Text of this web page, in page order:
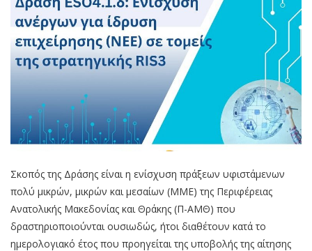
Σκοπός της Δράσης είναι η ενίσχυση πράξεων υφιστάμενων
πολύ μικρών, μικρών και μεσαίων (ΜΜΕ) της Περιφέρειας
Ανατολικής Μακεδονίας και Θράκης (Π-ΑΜΘ) που
δραστηριοποιούνται ουσιωδώς, ήτοι διαθέτουν κατά το
ημερολογιακό έτος που προηγείται της υποβολής της αίτησης